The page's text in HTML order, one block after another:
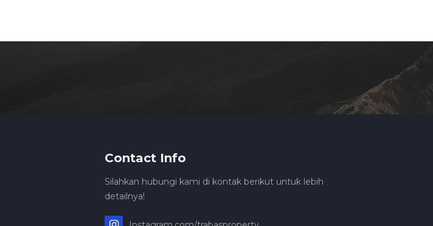
Contact Info
Silahkan hubungi kami di kontak berikut untuk lebih
detailnya!